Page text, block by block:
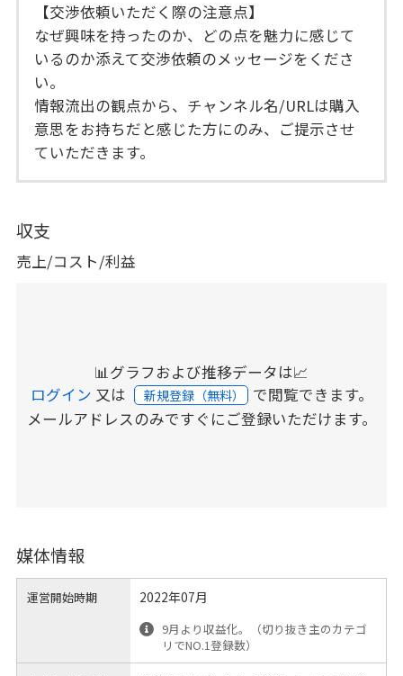
【交渉依頼いただく際の注意点】
なぜ興味を持ったのか、どの点を魅力に感じて
いるのか添えて交渉依頼のメッセージをくださ
い。
情報流出の観点から、チャンネル名/URLは購入
意思をお持ちだと感じた方にのみ、ご提示させ
ていただきます。
収支
売上/コスト/利益
📊グラフおよび推移データは📈
ログイン 又は 新規登録（無料） で閲覧できます。
メールアドレスのみですぐにご登録いただけます。
媒体情報
運営開始時期 2022年07月
9月より収益化。（切り抜き主のカテゴ
リでNO.1登録数）